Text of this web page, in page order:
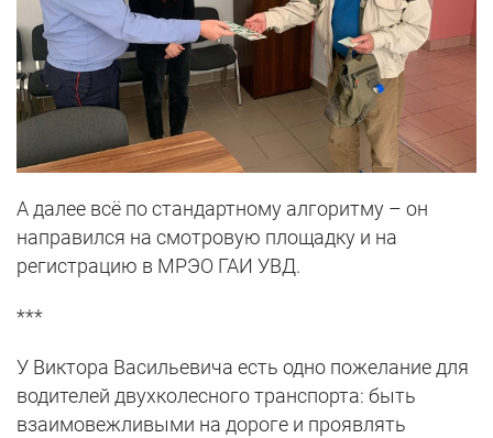
А далее всё по стандартному алгоритму – он
направился на смотровую площадку и на
регистрацию в МРЭО ГАИ УВД.
***
У Виктора Васильевича есть одно пожелание для
водителей двухколесного транспорта: быть
взаимовежливыми на дороге и проявлять